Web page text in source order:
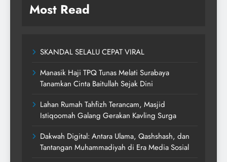
Most Read
SKANDAL SELALU CEPAT VIRAL
Manasik Haji TPQ Tunas Melati Surabaya
Tanamkan Cinta Baitullah Sejak Dini
Lahan Rumah Tahfizh Terancam, Masjid
Istiqoomah Galang Gerakan Kavling Surga
Dakwah Digital: Antara Ulama, Qashshash, dan
Tantangan Muhammadiyah di Era Media Sosial